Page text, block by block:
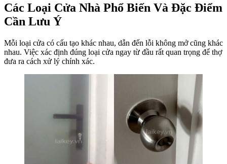
Các Loại Cửa Nhà Phổ Biến Và Đặc Điểm
Cần Lưu Ý
Mỗi loại cửa có cấu tạo khác nhau, dẫn đến lỗi không mở cũng khác
nhau. Việc xác định đúng loại cửa ngay từ đầu rất quan trọng để thợ
đưa ra cách xử lý chính xác.